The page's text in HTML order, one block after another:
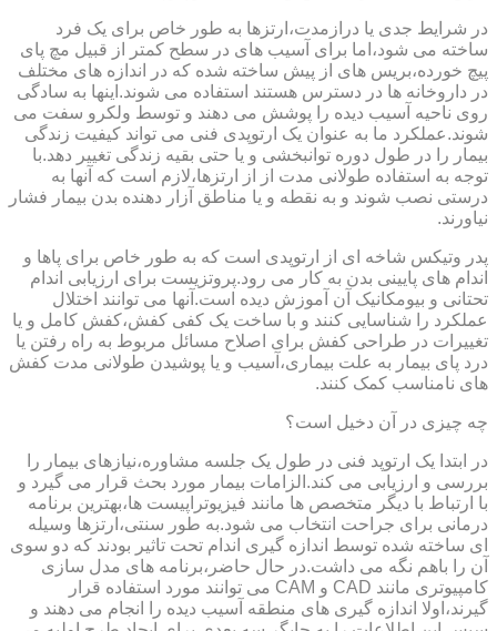
در شرایط جدی یا درازمدت،ارتزها به طور خاص برای یک فرد
ساخته می شود،اما برای آسیب های در سطح کمتر از قبیل مچ پای
پیچ خورده،بریس های از پیش ساخته شده که در اندازه های مختلف
در داروخانه ها در دسترس هستند استفاده می شوند.اینها به سادگی
روی ناحیه آسیب دیده را پوشش می دهند و توسط ولکرو سفت می
شوند.عملکرد ما به عنوان یک ارتوپدی فنی می تواند کیفیت زندگی
بیمار را در طول دوره توانبخشی و یا حتی بقیه زندگی تغییر دهد.با
توجه به استفاده طولانی مدت از از ارتزها،لازم است که آنها به
درستی نصب شوند و به نقطه و یا مناطق آزار دهنده بدن بیمار فشار
نیاورند.
پدر وتیکس شاخه ای از ارتوپدی است که به طور خاص برای پاها و
اندام های پایینی بدن به کار می رود.پروتزیست برای ارزیابی اندام
تحتانی و بیومکانیک آن آموزش دیده است.آنها می توانند اختلال
عملکرد را شناسایی کنند و با ساخت یک کفی کفش،کفش کامل و یا
تغییرات در طراحی کفش برای اصلاح مسائل مربوط به راه رفتن یا
درد پای بیمار به علت بیماری،آسیب و یا پوشیدن طولانی مدت کفش
های نامناسب کمک کنند.
چه چیزی در آن دخیل است؟
در ابتدا یک ارتوپد فنی در طول یک جلسه مشاوره،نیازهای بیمار را
بررسی و ارزیابی می کند.الزامات بیمار مورد بحث قرار می گیرد و
با ارتباط با دیگر متخصص ها مانند فیزیوتراپیست ها،بهترین برنامه
درمانی برای جراحت انتخاب می شود.به طور سنتی،ارتزها وسیله
ای ساخته شده توسط اندازه گیری اندام تحت تاثیر بودند که دو سوی
آن را باهم نگه می داشت.در حال حاضر،برنامه های مدل سازی
کامپیوتری مانند CAD و CAM می توانند مورد استفاده قرار
گیرند،اولا اندازه گیری های منطقه آسیب دیده را انجام می دهند و